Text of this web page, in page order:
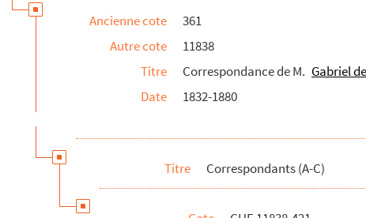
141 ; CHE 11838-427 à CHE 11838-432. Correspondance avec la
préfet de la Somme
441. Correspondance avec Romain Cornut fils
et Marchal
de Courtigis
Cousin de Montauban, ministre de la Guerre
du prince L. Czartoryski
Ancienne cote
361
Autre cote
11838
Titre
Correspondance de M. Gabriel
Date
1832-1880
Titre Correspondants (A-C)